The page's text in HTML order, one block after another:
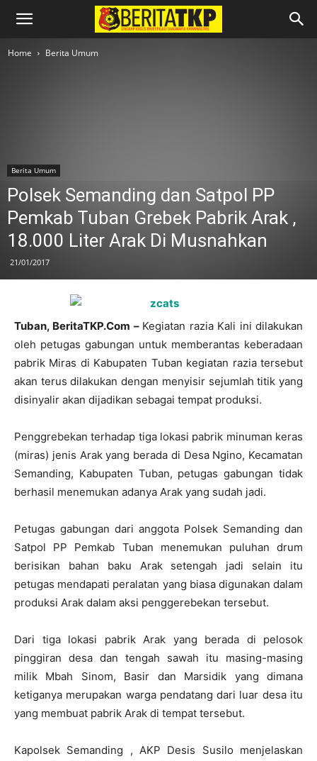
Home Berita Umum
Berita Umum
Polsek Semanding dan Satpol PP
Pemkab Tuban Grebek Pabrik Arak ,
18.000 Liter Arak Di Musnahkan
21/01/2017
Tuban, BeritaTKP.Com – Kegiatan razia Kali ini dilakukan
oleh petugas gabungan untuk memberantas keberadaan
pabrik Miras di Kabupaten Tuban kegiatan razia tersebut
akan terus dilakukan dengan menyisir sejumlah titik yang
disinyalir akan dijadikan sebagai tempat produksi.
Penggrebekan terhadap tiga lokasi pabrik minuman keras
(miras) jenis Arak yang berada di Desa Ngino, Kecamatan
Semanding, Kabupaten Tuban, petugas gabungan tidak
berhasil menemukan adanya Arak yang sudah jadi.
Petugas gabungan dari anggota Polsek Semanding dan
Satpol PP Pemkab Tuban menemukan puluhan drum
berisikan bahan baku Arak setengah jadi selain itu
petugas mendapati peralatan yang biasa digunakan dalam
produksi Arak dalam aksi penggerebekan tersebut.
Dari tiga lokasi pabrik Arak yang berada di pelosok
pinggiran desa dan tengah sawah itu masing-masing
milik Mbah Sinom, Basir dan Marsidik yang dimana
ketiganya merupakan warga pendatang dari luar desa itu
yang membuat pabrik Arak di tempat tersebut.
Kapolsek Semanding , AKP Desis Susilo menjelaskan